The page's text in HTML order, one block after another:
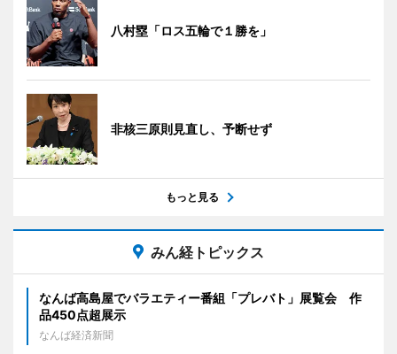
八村塁「ロス五輪で１勝を」
非核三原則見直し、予断せず
もっと見る
みん経トピックス
なんば高島屋でバラエティー番組「プレバト」展覧会 作
品450点超展示
なんば経済新聞